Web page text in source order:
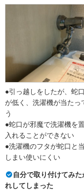
●引っ越しをしたが、蛇
が低く、洗濯機が当たっ
う
●蛇口が邪魔で洗濯機を
入れることができない
●洗濯機のフタが蛇口と
しまい使いにくい
自分で取り付けてみた
れしてしまった